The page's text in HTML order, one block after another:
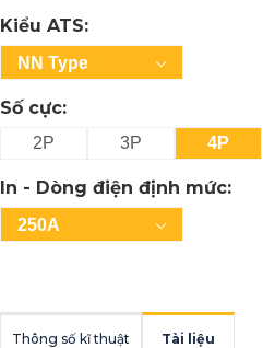
Kiểu ATS:
NN Type
Số cực:
2P 3P 4P
In - Dòng điện định mức:
250A
Thông số kĩ thuật Tài liệu